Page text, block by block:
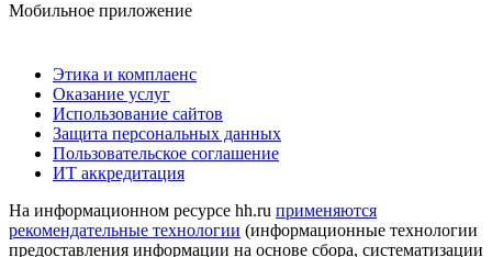
Мобильное приложение
Этика и комплаенс
Оказание услуг
Использование сайтов
Защита персональных данных
Пользовательское соглашение
ИТ аккредитация
На информационном ресурсе hh.ru применяются
рекомендательные технологии (информационные технологии
предоставления информации на основе сбора, систематизации